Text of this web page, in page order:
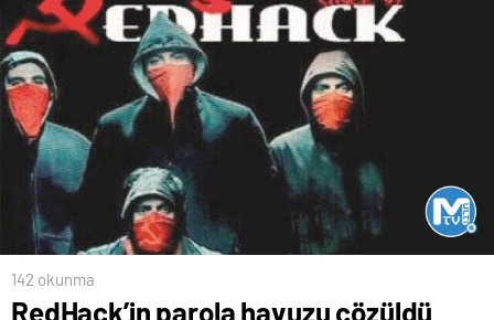
142 okunma
RedHack’in parola havuzu çözüldü